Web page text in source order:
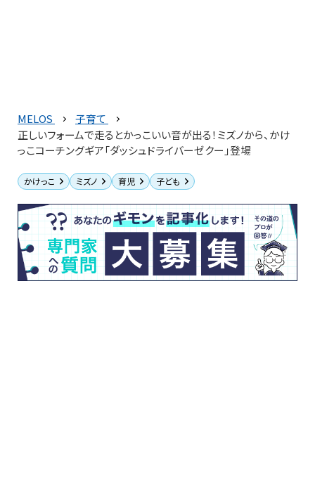
MELOS
子育て
正しいフォームで走るとかっこいい音が出る！ミズノから、かけ
っこコーチングギア「ダッシュドライバーゼクー」登場
かけっこ ミズノ 育児 子ども